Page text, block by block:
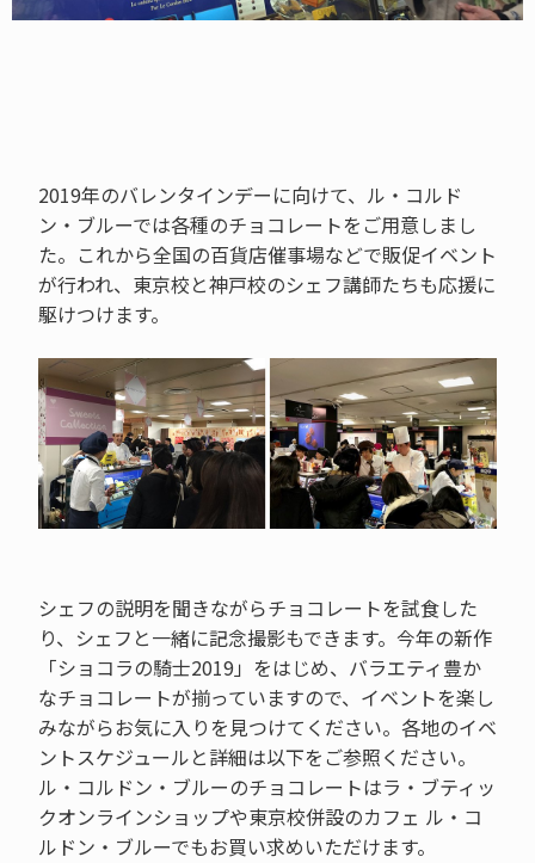
2019年のバレンタインデーに向けて、ル・コルド
ン・ブルーでは各種のチョコレートをご用意しまし
た。これから全国の百貨店催事場などで販促イベント
が行われ、東京校と神戸校のシェフ講師たちも応援に
駆けつけます。
シェフの説明を聞きながらチョコレートを試食した
り、シェフと一緒に記念撮影もできます。今年の新作
「ショコラの騎士2019」をはじめ、バラエティ豊か
なチョコレートが揃っていますので、イベントを楽し
みながらお気に入りを見つけてください。各地のイベ
ントスケジュールと詳細は以下をご参照ください。
ル・コルドン・ブルーのチョコレートはラ・ブティッ
クオンラインショップや東京校併設のカフェ ル・コ
ルドン・ブルーでもお買い求めいただけます。